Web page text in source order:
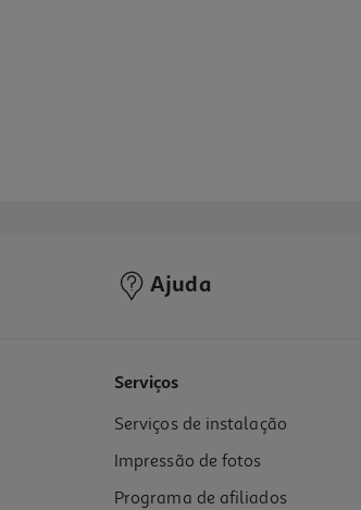
Ajuda
Serviços
Serviços de instalação
Impressão de fotos
Programa de afiliados